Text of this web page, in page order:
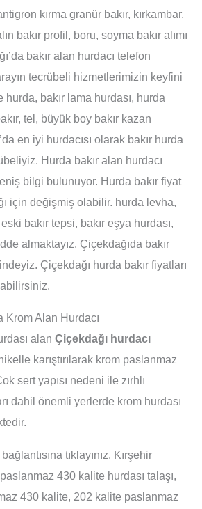
kırma granür bakır, kırkambar,
bakır profil, boru, soyma bakır alımı
bakır alan hurdacı telefon
tecrübeli hizmetlerimizin keyfini
hurda, bakır lama hurdası, hurda
tel, büyük boy bakır kazan
en iyi hurdacısı olarak bakır hurda
Hurda bakır alan hurdacı
bilgi bulunuyor. Hurda bakır fiyat
için değişmiş olabilir. hurda levha,
bakır tepsi, bakır eşya hurdası,
almaktayız. Çiçekdağıda bakır
Çiçekdağı hurda bakır fiyatları
Krom Alan Hurdacı
alan Çiçekdağı hurdacı
karıştırılarak krom paslanmaz
sert yapısı nedeni ile zırhlı
dahil önemli yerlerde krom hurdası
bağlantısına tıklayınız. Kırşehir
430 kalite hurdası talaşı,
430 kalite, 202 kalite paslanmaz